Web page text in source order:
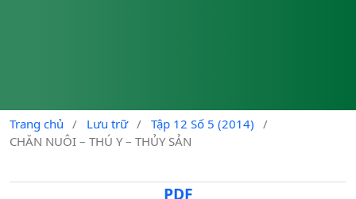
Trang chủ / Lưu trữ / Tập 12 Số 5 (2014)
/
CHĂN NUÔI – THÚ Y – THỦY SẢN
PDF